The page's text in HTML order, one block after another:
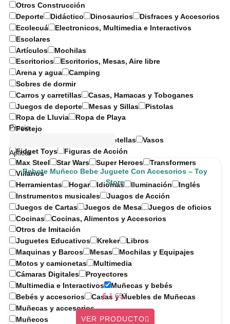
Otros Construcción
Deporte
Didáctico Dinosaurios
Disfraces y Accesorios
Ecolecuá
Electronicos, Multimedia e Interactivos
Escolares
Artículos
Mochilas
Escritorios
Escritorios, Mesas, Aire libre
Arena y agua
Camping
Sobres de dormir
Carros y carretillas
Casas, Hamacas y Toboganes
Juegos de deporte
Mesas y Sillas
Pistolas
Ropa de Lluvia
Ropa de Playa
Festejo
Jarras y Botellas
Vasos
Fidget Toys
Figuras de Acción
Max Steel
Star Wars Super Heroes
Transformers
Villanos
Herramientas
Hogar Idiomas Iluminación
Inglés
Instrumentos musicales
Juagos de Acción
Juegos de Cartas
Juegos de Mesa
Juegos de oficios
Cocinas
Cocinas, Alimentos y Accesorios
Otros de Imitación
Juguetes Educativos
Kreker
Libros
Maquinas y Barcos
Mesas
Mochilas y Equipajes
Motos y camionetas
Multimedia
Cámaras Digitales
Proyectores
Multimedia e Interactivos
Muñecas y bebés
Bebés y accesorios
Casas y Muebles de Muñecas
Muñecas y accesorios
Muñecos
Precio
Aplicar
Bebote Muñeco Bebe Juguete Con Accesorios – Toy
Store
$1.657
VER PRODUCTO